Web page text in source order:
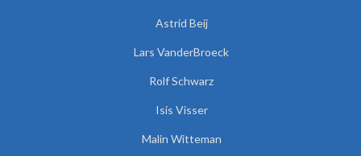
Astrid Beij
Lars VanderBroeck
Rolf Schwarz
Isis Visser
Malin Witteman